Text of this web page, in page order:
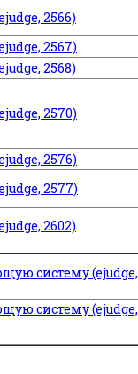
2566)
2567)
2568)
2570)
2576)
2577)
2602)
систему (ejudge,
систему (ejudge,